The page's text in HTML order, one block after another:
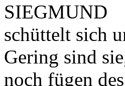
SIEGMUND
schüttelt sich
Gering sind
noch fügen